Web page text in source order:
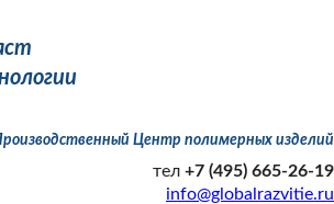
Центр полимерных изделий
тел +7 (495) 665-26-19
info@globalrazvitie.ru